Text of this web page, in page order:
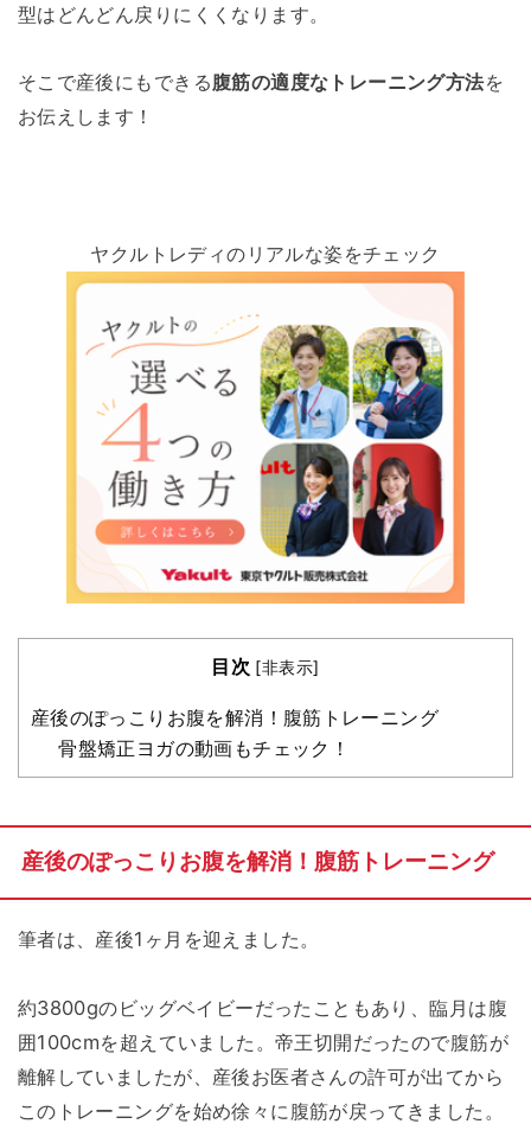
型はどんどん戻りにくくなります。
そこで産後にもできる腹筋の適度なトレーニング方法を
お伝えします！
ヤクルトレディのリアルな姿をチェック
目次 [非表示]
産後のぽっこりお腹を解消！腹筋トレーニング
骨盤矯正ヨガの動画もチェック！
産後のぽっこりお腹を解消！腹筋トレーニング
筆者は、産後1ヶ月を迎えました。
約3800gのビッグベイビーだったこともあり、臨月は腹
囲100cmを超えていました。帝王切開だったので腹筋が
離解していましたが、産後お医者さんの許可が出てから
このトレーニングを始め徐々に腹筋が戻ってきました。